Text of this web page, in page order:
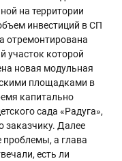
на территории
инвестиций в СП
отремонтирована
участок которой
новая модульная
площадками в
капитально
сада «Радуга»,
заказчику. Далее
а глава
есть ли